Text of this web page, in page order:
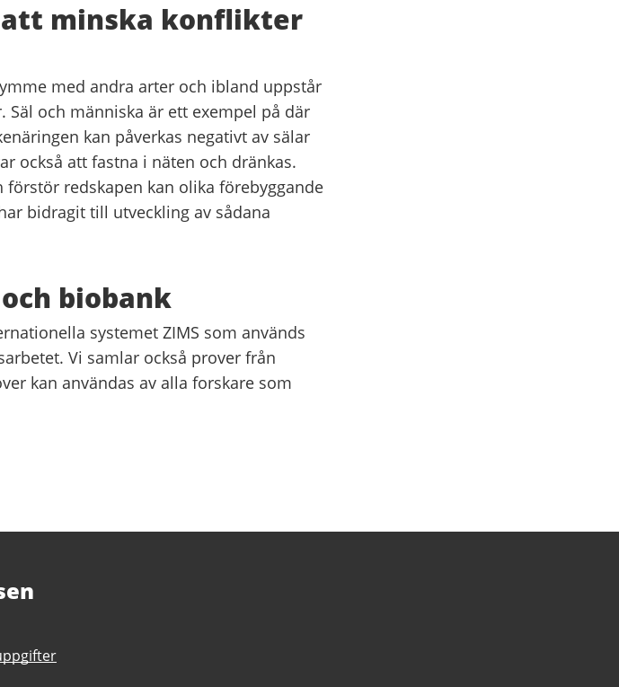
minska konflikter
med andra arter och ibland uppstår
och människa är ett exempel på där
kan påverkas negativt av sälar
också att fastna i näten och dränkas.
redskapen kan olika förebyggande
bidragit till utveckling av sådana
biobank
systemet ZIMS som används
Vi samlar också prover från
kan användas av alla forskare som